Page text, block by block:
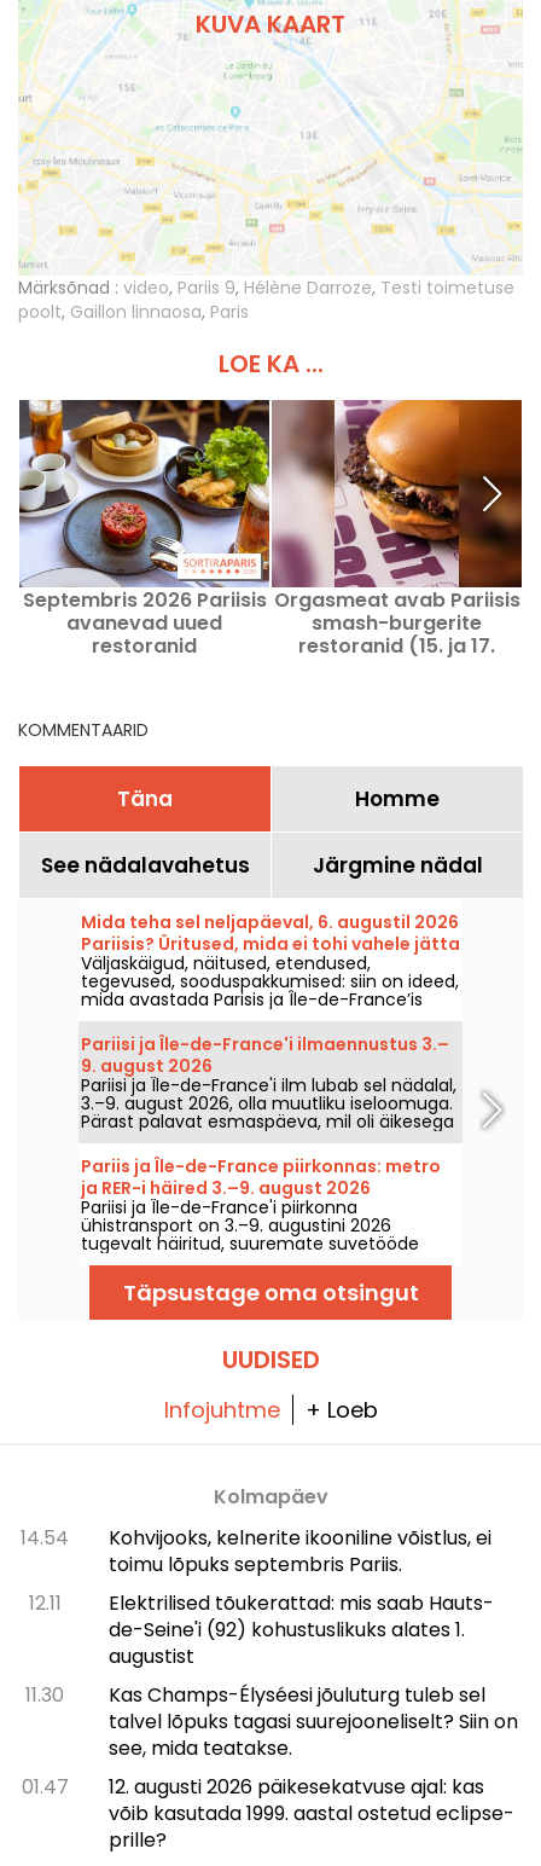
KUVA KAART
Märksõnad : video, Pariis 9, Hélène Darroze, Testi toimetuse
poolt, Gaillon linnaosa, Paris
LOE KA ...
Septembris 2026 Pariisis
avanevad uued
restoranid
Orgasmeat avab Pariisis
smash-burgerite
restoranid (15. ja 17.
KOMMENTAARID
Täna Homme
See nädalavahetus Järgmine nädal
Mida teha sel neljapäeval, 6. augustil 2026
Pariisis? Üritused, mida ei tohi vahele jätta
Väljaskäigud, näitused, etendused,
tegevused, sooduspakkumised: siin on ideed,
mida avastada Parisis ja Île-de-France’is
neljapäeval, 6. augustil 2026.
Pariisi ja Île-de-France'i ilmaennustus 3.–
9. august 2026
Pariisi ja Île-de-France'i ilm lubab sel nädalal,
3.–9. august 2026, olla muutliku iseloomuga.
Pärast palavat esmaspäeva, mil oli äikesega
oht, langevad temperatuurid järk‑järgult
tagasi, enne kui nädalavahetusel naaseb
soojem ja päikeseline ilm.
Pariis ja Île-de-France piirkonnas: metro
ja RER-i häired 3.–9. august 2026
Pariisi ja Île-de-France'i piirkonna
ühistransport on 3.–9. augustini 2026
tugevalt häiritud, suuremate suvetööde
tõttu, mis mõjutavad väga tugevalt teatud
liine, teatasid RATP ja SNCF.
Täpsustage oma otsingut
UUDISED
Infojuhtme + Loeb
Kolmapäev
14.54
Kohvijooks, kelnerite ikooniline võistlus, ei
toimu lõpuks septembris Pariis.
12.11
Elektrilised tõukerattad: mis saab Hauts-
de-Seine'i (92) kohustuslikuks alates 1.
augustist
11.30
Kas Champs-Élysée­si jõuluturg tuleb sel
talvel lõpuks tagasi suurejooneliselt? Siin on
see, mida teatakse.
01.47
12. augusti 2026 päikesekatvuse ajal: kas
võib kasutada 1999. aastal ostetud eclipse-
prille?